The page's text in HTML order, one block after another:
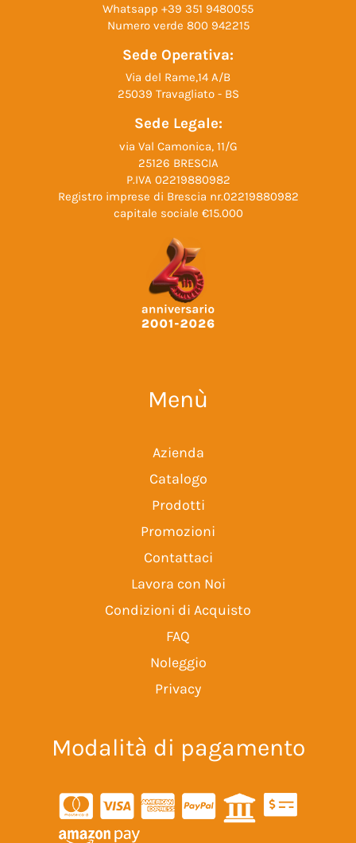
Whatsapp +39 351 9480055
Numero verde 800 942215
Sede Operativa:
Via del Rame,14 A/B
25039 Travagliato - BS
Sede Legale:
via Val Camonica, 11/G
25126 BRESCIA
P.IVA 02219880982
Registro imprese di Brescia nr.02219880982
capitale sociale €15.000
Menù
Azienda
Catalogo
Prodotti
Promozioni
Contattaci
Lavora con Noi
Condizioni di Acquisto
FAQ
Noleggio
Privacy
Modalità di pagamento